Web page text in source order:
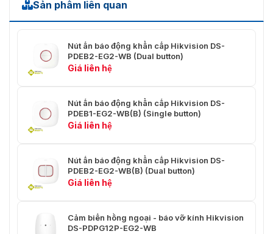
Sản phẩm liên quan
Nút ấn báo động khẩn cấp Hikvision DS-
PDEB2-EG2-WB (Dual button)
Giá liên hệ
Nút ấn báo động khẩn cấp Hikvision DS-
PDEB1-EG2-WB(B) (Single button)
Giá liên hệ
Nút ấn báo động khẩn cấp Hikvision DS-
PDEB2-EG2-WB(B) (Dual button)
Giá liên hệ
Cảm biến hồng ngoại - báo vỡ kính Hikvision
DS-PDPG12P-EG2-WB